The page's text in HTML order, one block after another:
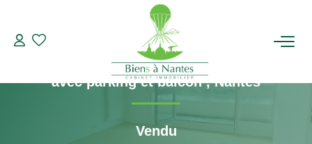
ACHETER
Référence 2010CR25
A VENDRE Appartement T2 Ile de Nantes
avec parking et balcon,Nantes
Vendu